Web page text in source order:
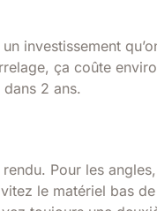
investissement
ça coûte
2 ans.
Pour les angles,
le matériel bas de